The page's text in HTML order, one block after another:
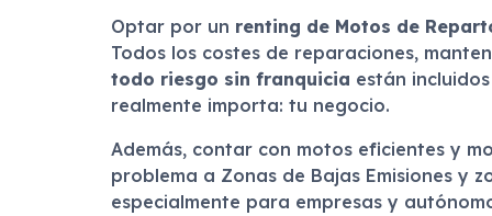
Optar por un renting de Motos de
Todos los costes de reparaciones,
todo riesgo sin franquicia están
realmente importa: tu negocio.
Además, contar con motos eficientes y
problema a Zonas de Bajas Emisiones y
especialmente para empresas y